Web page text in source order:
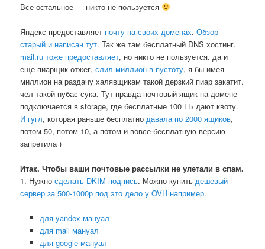
Все остальное — никто не пользуется
Яндекс предоставляет почту на своих доменах.Обзор
старый и написан тут. Так же там бесплатный DNS хостинг.
mail.ru тоже предоставляет, но никто не пользуется. да и
еще пиарщик отжег,слил миллион в пустоту, я бы имея
миллион на раздачу халявщикам такой дерзкий пиар закатит.
чел такой нубас сука. Тут правда почтовый ящик на домене
подключается в storage, где бесплатные 100 ГБ дают квоту.
И гугл, которая раньше бесплатно давала по 2000 ящиков,
потом 50, потом 10, а потом и вовсе бесплатную версию
запретила )
Итак. Чтобы ваши почтовые рассылки не улетали в спам.
1. Нужносделать DKIM подпись. Можно купитьдешевый
сервер за 500-1000р под это дело у OVH например.
для yandex мануал
для mail мануал
для google мануал